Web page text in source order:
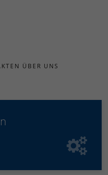
ÜBER UNS